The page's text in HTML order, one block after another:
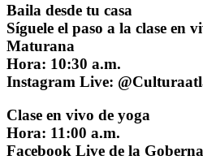
Baila desde tu casa
Síguele el paso a la clase en
Maturana
Hora: 10:30 a.m.
Instagram Live:
Clase en vivo de yoga
Hora: 11:00 a.m.
Facebook Live de la